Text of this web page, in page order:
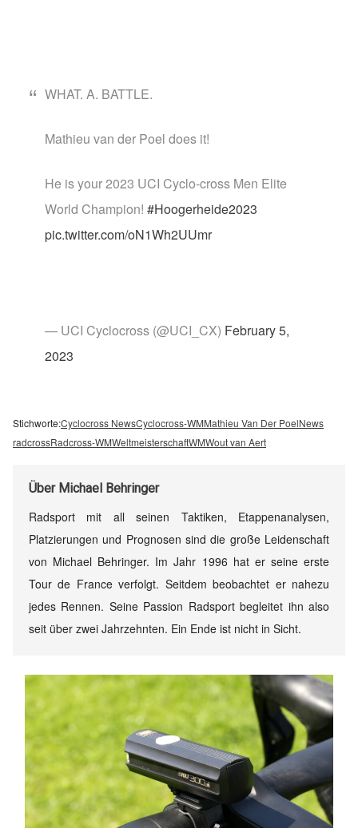
WHAT. A. BATTLE.
Mathieu van der Poel does it!
He is your 2023 UCI Cyclo-cross Men Elite
World Champion! #Hoogerheide2023
pic.twitter.com/oN1Wh2UUmr
— UCI Cyclocross (@UCI_CX) February 5,
2023
Stichworte:Cyclocross NewsCyclocross-WMMathieu Van Der PoelNews
radcrossRadcross-WMWeltmeisterschaftWMWout van Aert
Über Michael Behringer
Radsport mit all seinen Taktiken, Etappenanalysen,
Platzierungen und Prognosen sind die große Leidenschaft
von Michael Behringer. Im Jahr 1996 hat er seine erste
Tour de France verfolgt. Seitdem beobachtet er nahezu
jedes Rennen. Seine Passion Radsport begleitet ihn also
seit über zwei Jahrzehnten. Ein Ende ist nicht in Sicht.